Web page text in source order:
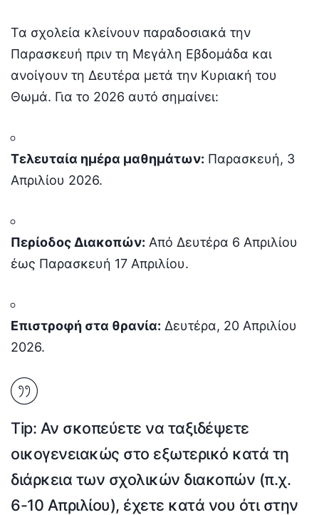
Τα σχολεία κλείνουν παραδοσιακά την
Παρασκευή πριν τη Μεγάλη Εβδομάδα και
ανοίγουν τη Δευτέρα μετά την Κυριακή του
Θωμά. Για το 2026 αυτό σημαίνει:
Τελευταία ημέρα μαθημάτων: Παρασκευή, 3
Απριλίου 2026.
Περίοδος Διακοπών: Από Δευτέρα 6 Απριλίου
έως Παρασκευή 17 Απριλίου.
Επιστροφή στα θρανία: Δευτέρα, 20 Απριλίου
2026.
Tip: Αν σκοπεύετε να ταξιδέψετε
οικογενειακώς στο εξωτερικό κατά τη
διάρκεια των σχολικών διακοπών (π.χ.
6-10 Απριλίου), έχετε κατά νου ότι στην